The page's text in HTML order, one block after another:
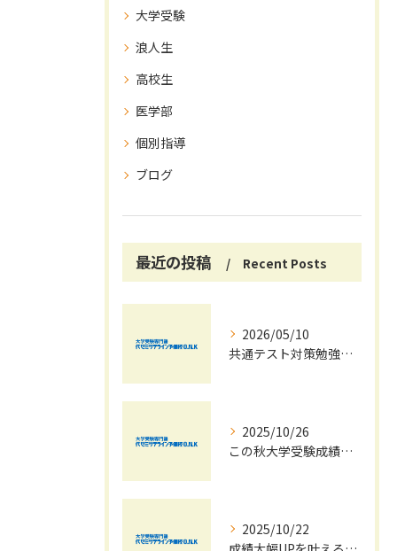
大学受験
浪人生
高校生
医学部
個別指導
ブログ
最近の投稿 Recent Posts
2026/05/10
共通テスト対策勉強は早めに始めましょう！
2025/10/26
この秋大学受験成績大幅UPの秘訣
2025/10/22